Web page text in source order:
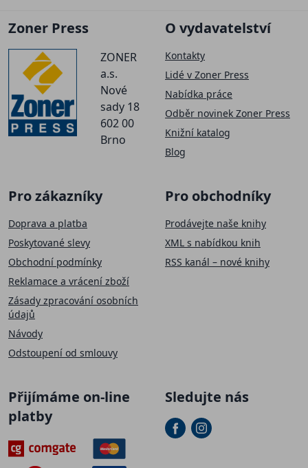
Zoner Press
ZONER
a.s.
Nové
sady 18
602 00
Brno
O vydavatelství
Kontakty
Lidé v Zoner Press
Nabídka práce
Odběr novinek Zoner Press
Knižní katalog
Blog
Pro zákazníky
Doprava a platba
Poskytované slevy
Obchodní podmínky
Reklamace a vrácení zboží
Zásady zpracování osobních
údajů
Návody
Odstoupení od smlouvy
Pro obchodníky
Prodávejte naše knihy
XML s nabídkou knih
RSS kanál – nové knihy
Přijímáme on-line
platby
Sledujte nás